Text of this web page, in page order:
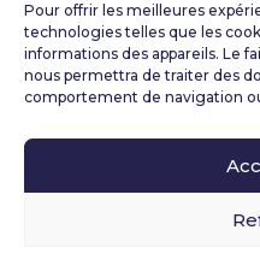
Pour offrir les meilleures
technologies telles que les
informations des appareils. Le
nous permettra de traiter des
comportement de navigation